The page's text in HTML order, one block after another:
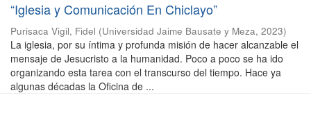
“Iglesia y Comunicación En Chiclayo”
Purisaca Vigil, Fidel (Universidad Jaime Bausate y Meza, 2023)
La iglesia, por su íntima y profunda misión de hacer alcanzable el
mensaje de Jesucristo a la humanidad. Poco a poco se ha ido
organizando esta tarea con el transcurso del tiempo. Hace ya
algunas décadas la Oficina de ...